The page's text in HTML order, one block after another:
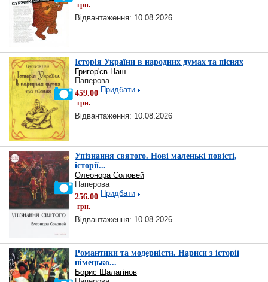
грн.
Відвантаження: 10.08.2026
Історія України в народних думах та піснях
Григор'єв-Наш
Паперова
459.00
грн.
Придбати
Відвантаження: 10.08.2026
Упізнання святого. Нові маленькі повісті,
історії...
Олеонора Соловей
Паперова
256.00
грн.
Придбати
Відвантаження: 10.08.2026
Романтики та модерністи. Нариси з історії
німецько...
Борис Шалагінов